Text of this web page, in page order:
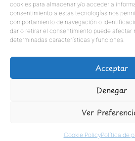
cookies para almacenar y/o acceder a
consentimiento a estas tecnologías nos
comportamiento de navegación o
dar o retirar el consentimiento puede afectar
determinadas características y funciones.
Acceptar
Denegar
Ver
Cookie PolicyPolítica de